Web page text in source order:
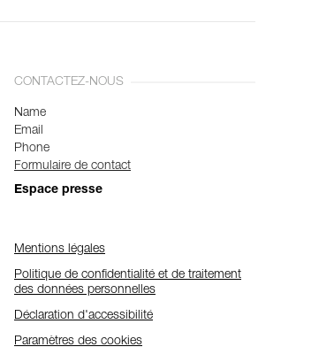
CONTACTEZ-NOUS
Name
Email
Phone
Formulaire de contact
Espace presse
Mentions légales
Politique de confidentialité et de traitement
des données personnelles
Déclaration d'accessibilité
Paramètres des cookies